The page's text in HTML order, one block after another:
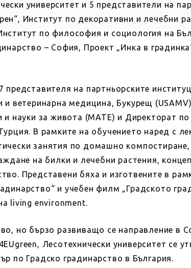
университет и 5 представители на
Институт по декоративни и лечебни
по философия и социология на
– София, Проект „Инка в
представителя на партньорските
и ветеринарна медицина, Букурещ
и науки за живота (MATE) и Директорат
В рамките на обучението наред с
занятия по домашно
на билки и лечебни растения,
Представени бяха и изготвените в
и учебен филм „Градското
living environment.
но бързо развиващо се направление в
Лесотехнически университет се
по Градско градинарство в България.